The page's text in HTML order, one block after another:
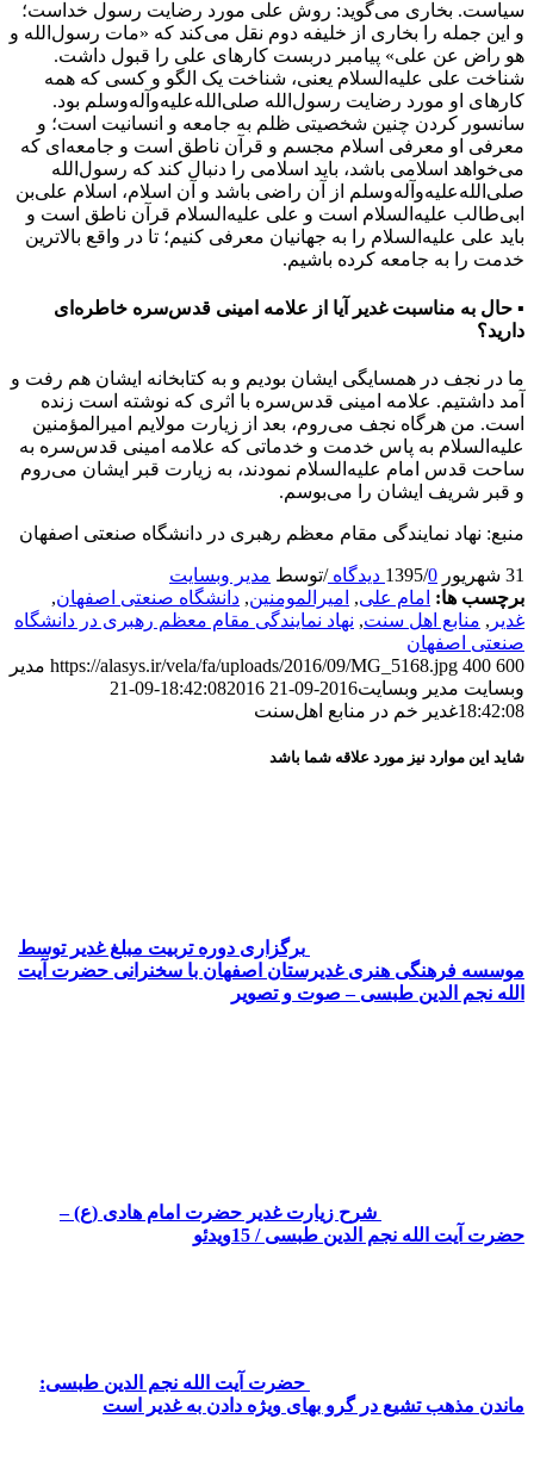
سیاست. بخاری می‌گوید: روش علی مورد رضایت رسول خداست؛
و این جمله را بخاری از خلیفه دوم نقل می‌کند که «مات رسول‌الله و
هو راض عن علی» پیامبر دربست کارهای علی را قبول داشت.
شناخت علی علیه‌السلام یعنی، شناخت یک الگو و کسی که همه
کارهای او مورد رضایت رسول‌الله صلی‌الله‌علیه‌وآله‌وسلم بود.
سانسور کردن چنین شخصیتی ظلم به جامعه و انسانیت است؛ و
معرفی او معرفی اسلام مجسم و قرآن ناطق است و جامعه‌ای که
می‌خواهد اسلامی باشد، باید اسلامی را دنبال کند که رسول‌الله
صلی‌الله‌علیه‌وآله‌وسلم از آن راضی باشد و آن اسلام، اسلام علی‌بن
ابی‌طالب علیه‌السلام است و علی علیه‌السلام قرآن ناطق است و
باید علی علیه‌السلام را به جهانیان معرفی کنیم؛ تا در واقع بالاترین
خدمت را به جامعه کرده باشیم.
▪ حال به مناسبت غدیر آیا از علامه امینی قدس‌سره خاطره‌ای
دارید؟
ما در نجف در همسایگی ایشان بودیم و به کتابخانه ایشان هم رفت و
آمد داشتیم. علامه امینی قدس‌سره با اثری که نوشته است زنده
است. من هرگاه نجف می‌روم، بعد از زیارت مولایم امیرالمؤمنین
علیه‌السلام به پاس خدمت و خدماتی که علامه امینی قدس‌سره به
ساحت قدس امام علیه‌السلام نمودند، به زیارت قبر ایشان می‌روم
و قبر شریف ایشان را می‌بوسم.
منبع: نهاد نمایندگی مقام معظم رهبری در دانشگاه صنعتی اصفهان
31 شهریور 1395 /0 دیدگاه /توسط مدیر وبسایت
برچسب ها: امام علی, امیرالمومنین, دانشگاه صنعتی اصفهان,
غدیر , منابع اهل سنت, نهاد نمایندگی مقام معظم رهبری در دانشگاه
صنعتی اصفهان
https://alasys.ir/vela/fa/uploads/2016/09/MG_5168.jpg 400 600
مدیر
وبسایت مدیر وبسایت2016-09-21 18:42:08
2016-09-21
18:42:08غدیر خم در منابع اهل‌سنت
شاید این موارد نیز مورد علاقه شما باشد
برگزاری دوره تربیت مبلغ غدیر توسط
موسسه فرهنگی هنری غدیرستان اصفهان با سخنرانی حضرت آیت
الله نجم الدین طبسی – صوت و تصویر
شرح زیارت غدیر حضرت امام هادی (ع) –
حضرت آیت الله نجم الدین طبسی / 15ویدئو
حضرت آیت الله نجم الدین طبسی:
ماندن مذهب تشیع در گرو بهای ویژه دادن به غدیر است